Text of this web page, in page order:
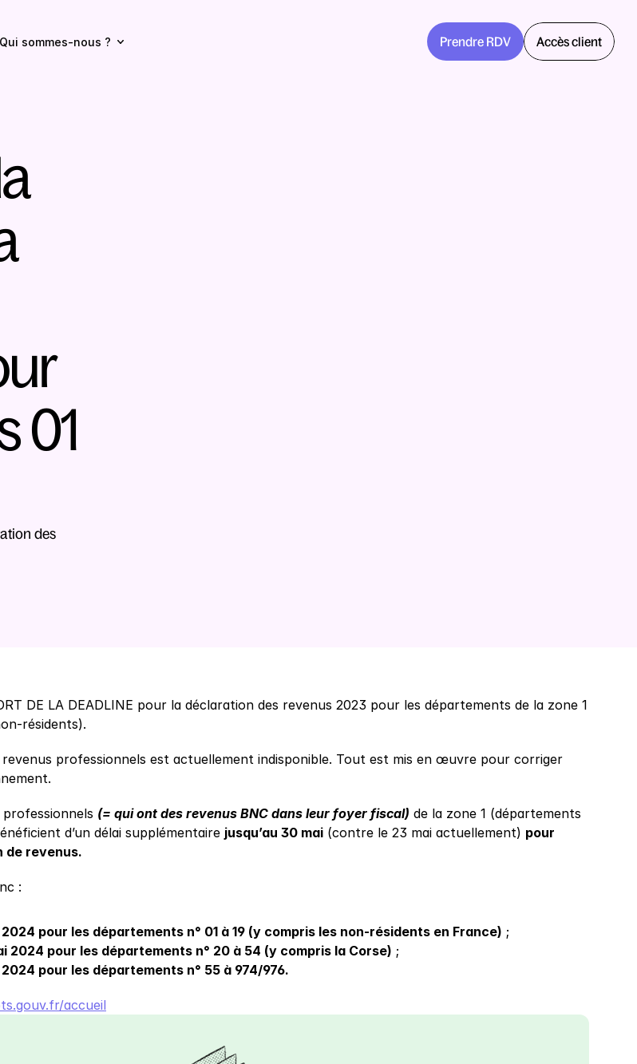
Qui sommes-nous ? Prendre RDV Accès client
01
des
DE LA DEADLINE pour la déclaration des revenus 2023 pour les départements de la zone 1
résidents).
revenus professionnels est actuellement indisponible. Tout est mis en œuvre pour corriger
professionnels (= qui ont des revenus BNC dans leur foyer fiscal) de la zone 1 (départements
d’un délai supplémentaire jusqu’au 30 mai (contre le 23 mai actuellement) pour
revenus.
:
pour les départements n° 01 à 19 (y compris les non-résidents en France) ;
2024 pour les départements n° 20 à 54 (y compris la Corse) ;
pour les départements n° 55 à 974/976.
accueil